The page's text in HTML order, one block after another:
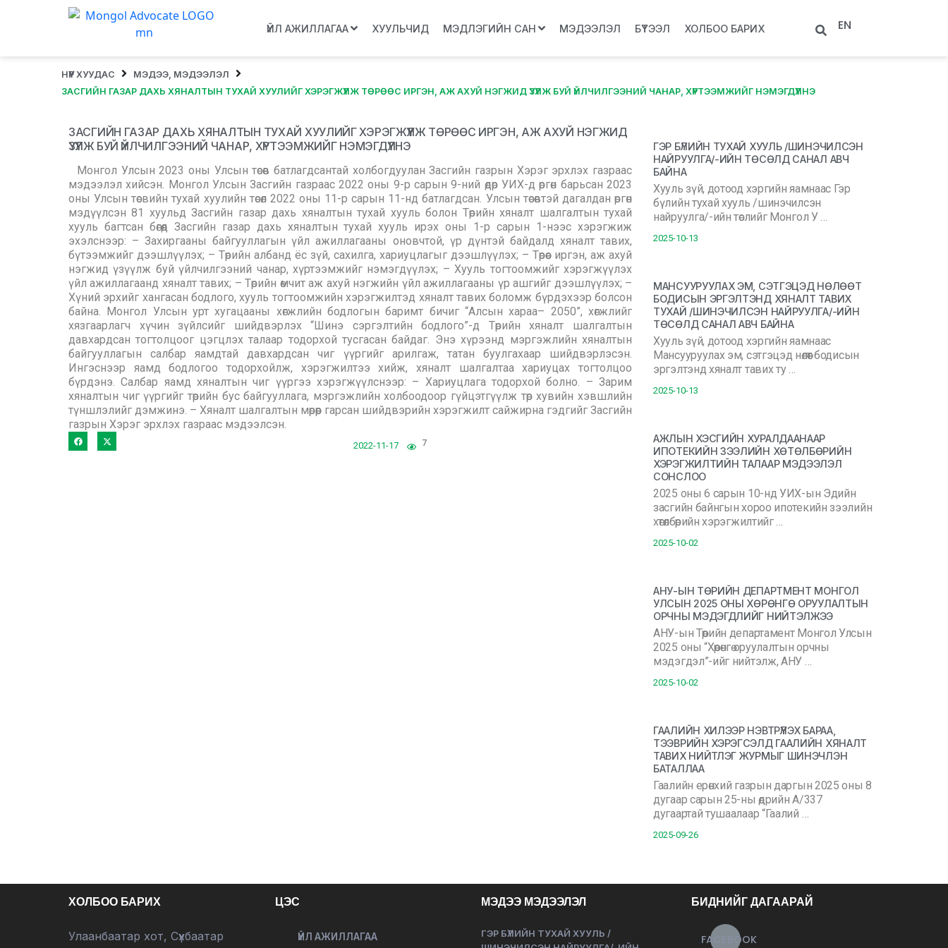
ҮЙЛ АЖИЛЛАГАА ХУУЛЬЧИД МЭДЛЭГИЙН САН МЭДЭЭЛЭЛ БҮТЭЭЛ ХОЛБОО БАРИХ EN
НҮҮР ХУУДАС
МЭДЭЭ, МЭДЭЭЛЭЛ
ЗАСГИЙН ГАЗАР ДАХЬ ХЯНАЛТЫН ТУХАЙ ХУУЛИЙГ ХЭРЭГЖҮҮЛЖ ТӨРӨӨС ИРГЭН, АЖ АХУЙ НЭГЖИД ҮЗҮҮЛЖ БУЙ ҮЙЛЧИЛГЭЭНИЙ ЧАНАР, ХҮРТЭЭМЖИЙГ НЭМЭГДҮҮЛНЭ
ЗАСГИЙН ГАЗАР ДАХЬ ХЯНАЛТЫН ТУХАЙ ХУУЛИЙГ ХЭРЭГЖҮҮЛЖ ТӨРӨӨС ИРГЭН, АЖ АХУЙ НЭГЖИД
ҮЗҮҮЛЖ БУЙ ҮЙЛЧИЛГЭЭНИЙ ЧАНАР, ХҮРТЭЭМЖИЙГ НЭМЭГДҮҮЛНЭ
Монгол Улсын 2023 оны Улсын төсөв батлагдсантай холбогдуулан Засгийн газрын Хэрэг эрхлэх газраас
мэдээлэл хийсэн. Монгол Улсын Засгийн газраас 2022 оны 9-р сарын 9-ний өдөр УИХ-д өргөн барьсан 2023
оны Улсын төсвийн тухай хуулийн төсөл 2022 оны 11-р сарын 11-нд батлагдсан. Улсын төсөвтэй дагалдан өргөн
мэдүүлсэн 81 хуульд Засгийн газар дахь хяналтын тухай хууль болон Төрийн хяналт шалгалтын тухай
хууль багтсан бөгөөд Засгийн газар дахь хяналтын тухай хууль ирэх оны 1-р сарын 1-нээс хэрэгжиж
эхэлснээр: – Захиргааны байгууллагын үйл ажиллагааны оновчтой, үр дүнтэй байдалд хяналт тавих,
бүтээмжийг дээшлүүлэх; – Төрийн албанд ёс зүй, сахилга, хариуцлагыг дээшлүүлэх; – Төрөөс иргэн, аж ахуй
нэгжид үзүүлж буй үйлчилгээний чанар, хүртээмжийг нэмэгдүүлэх; – Хууль тогтоомжийг хэрэгжүүлэх
үйл ажиллагаанд хяналт тавих; – Төрийн өмчит аж ахуй нэгжийн үйл ажиллагааны үр ашгийг дээшлүүлэх; –
Хүний эрхийг хангасан бодлого, хууль тогтоомжийн хэрэгжилтэд хяналт тавих боломж бүрдэхээр болсон
байна. Монгол Улсын урт хугацааны хөгжлийн бодлогын баримт бичиг “Алсын хараа– 2050”, хөгжлийг
хязгаарлагч хүчин зүйлсийг шийдвэрлэх “Шинэ сэргэлтийн бодлого”-д Төрийн хяналт шалгалтын
давхардсан тогтолцоог цэгцлэх талаар тодорхой тусгасан байдаг. Энэ хүрээнд мэргэжлийн хяналтын
байгууллагын салбар яамдтай давхардсан чиг үүргийг арилгаж, татан буулгахаар шийдвэрлэсэн.
Ингэснээр яамд бодлогоо тодорхойлж, хэрэгжилтээ хийж, хяналт шалгалтаа хариуцах тогтолцоо
бүрдэнэ. Салбар яамд хяналтын чиг үүргээ хэрэгжүүлснээр: – Хариуцлага тодорхой болно. – Зарим
хяналтын чиг үүргийг төрийн бус байгууллага, мэргэжлийн холбоодоор гүйцэтгүүлж төр хувийн хэвшлийн
түншлэлийг дэмжинэ. – Хяналт шалгалтын мөрөөр гарсан шийдвэрийн хэрэгжилт сайжирна гэдгийг Засгийн
газрын Хэрэг эрхлэх газраас мэдээлсэн.
2022-11-17 7
ГЭР БҮЛИЙН ТУХАЙ ХУУЛЬ /ШИНЭЧИЛСЭН
НАЙРУУЛГА/-ИЙН ТӨСӨЛД САНАЛ АВЧ
БАЙНА
Хууль зүй, дотоод хэргийн яамнаас Гэр
бүлийн тухай хууль /шинэчилсэн
найруулга/-ийн төслийг Монгол У …
2025-10-13
МАНСУУРУУЛАХ ЭМ, СЭТГЭЦЭД НӨЛӨӨТ
БОДИСЫН ЭРГЭЛТЭНД ХЯНАЛТ ТАВИХ
ТУХАЙ /ШИНЭЧИЛСЭН НАЙРУУЛГА/-ИЙН
ТӨСӨЛД САНАЛ АВЧ БАЙНА
Хууль зүй, дотоод хэргийн яамнаас
Мансууруулах эм, сэтгэцэд нөлөөт бодисын
эргэлтэнд хяналт тавих ту …
2025-10-13
АЖЛЫН ХЭСГИЙН ХУРАЛДААНААР
ИПОТЕКИЙН ЗЭЭЛИЙН ХӨТӨЛБӨРИЙН
ХЭРЭГЖИЛТИЙН ТАЛААР МЭДЭЭЛЭЛ
СОНСЛОО
2025 оны 6 сарын 10-нд УИХ-ын Эдийн
засгийн байнгын хороо ипотекийн зээлийн
хөтөлбөрийн хэрэгжилтийг …
2025-10-02
АНУ-ЫН ТӨРИЙН ДЕПАРТМЕНТ МОНГОЛ
УЛСЫН 2025 ОНЫ ХӨРӨНГӨ ОРУУЛАЛТЫН
ОРЧНЫ МЭДЭГДЛИЙГ НИЙТЭЛЖЭЭ
АНУ-ын Төрийн департамент Монгол Улсын
2025 оны “Хөрөнгө оруулалтын орчны
мэдэгдэл”-ийг нийтэлж, АНУ …
2025-10-02
ГААЛИЙН ХИЛЭЭР НЭВТРҮҮЛЭХ БАРАА,
ТЭЭВРИЙН ХЭРЭГСЭЛД ГААЛИЙН ХЯНАЛТ
ТАВИХ НИЙТЛЭГ ЖУРМЫГ ШИНЭЧЛЭН
БАТАЛЛАА
Гаалийн ерөнхий газрын даргын 2025 оны 8
дугаар сарын 25-ны өдрийн А/337
дугаартай тушаалаар “Гаалий …
2025-09-26
ХОЛБОО БАРИХ
Улаанбаатар хот, Сүхбаатар
ЦЭС
ҮЙЛ АЖИЛЛАГАА
МЭДЭЭ МЭДЭЭЛЭЛ
ГЭР БҮЛИЙН ТУХАЙ ХУУЛЬ /
БИДНИЙГ ДАГААРАЙ
FACEBOOK